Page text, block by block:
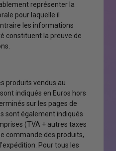
représenter la
pour laquelle il
les informations
constituent la preuve de
produits vendus au
indiqués en Euros hors
sur les pages de
sont également indiqués
(TVA + autres taxes
commande des produits,
Pour tous les